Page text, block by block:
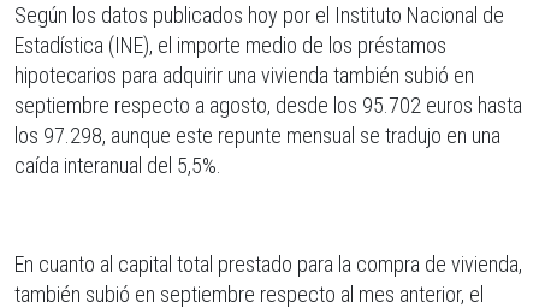
Según los datos publicados hoy por el Instituto Nacional de
Estadística (INE), el importe medio de los préstamos
hipotecarios para adquirir una vivienda también subió en
septiembre respecto a agosto, desde los 95.702 euros hasta
los 97.298, aunque este repunte mensual se tradujo en una
caída interanual del 5,5%.
En cuanto al capital total prestado para la compra de vivienda,
también subió en septiembre respecto al mes anterior, el